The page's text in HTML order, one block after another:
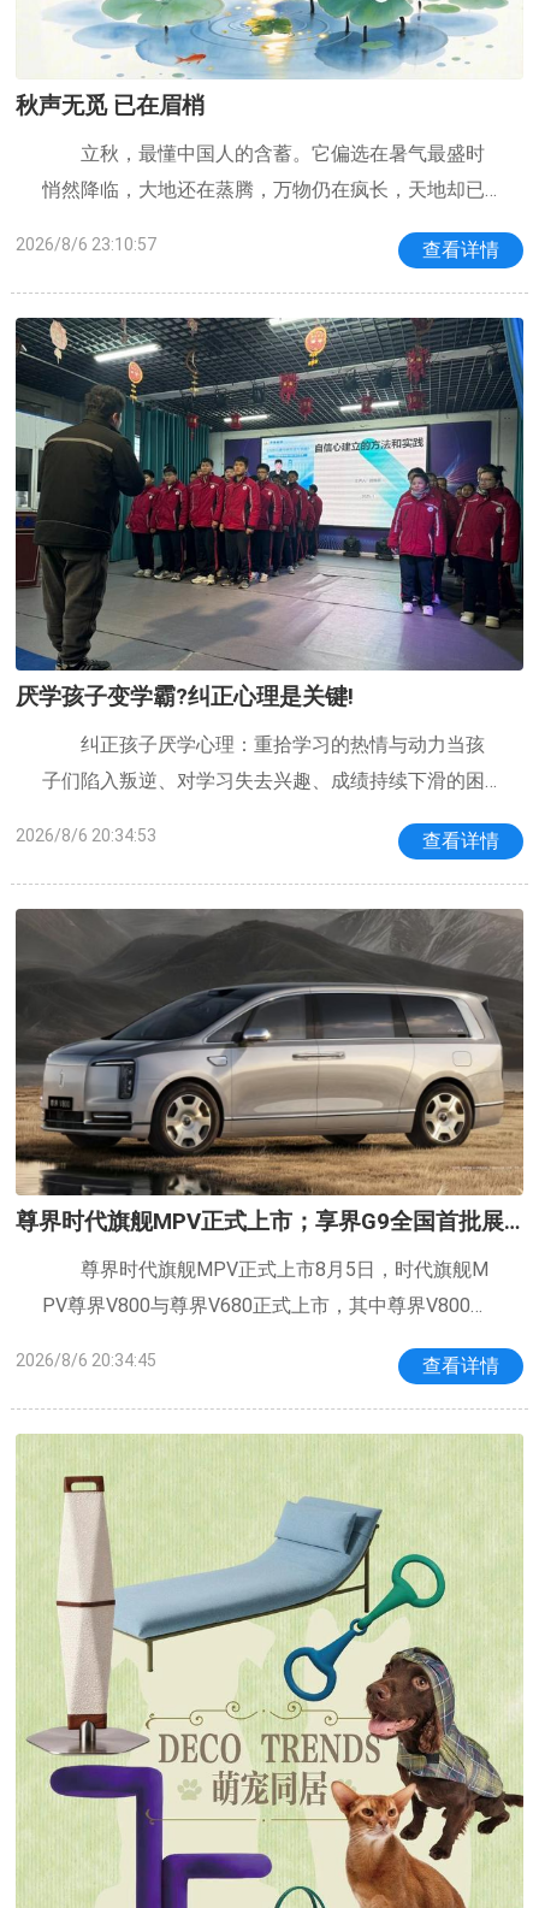
秋声无觅 已在眉梢
立秋，最懂中国人的含蓄。它偏选在暑气最盛时
悄然降临，大地还在蒸腾，万物仍在疯长，天地却已
也”，万物于此收敛。但立秋的妙处就在于它不宣告，
只暗示。就像一个人经历过大暑后的滚烫
2026/8/6 23:10:57 查看详情
厌学孩子变学霸?纠正心理是关键!
纠正孩子厌学心理：重拾学习的热情与动力当孩
子们陷入叛逆、对学习失去兴趣、成绩持续下滑的困
奈。孩子对学习产生的抵触情绪，并非单纯源于学习
本身，而是家庭氛围、亲子间的互动、以及
2026/8/6 20:34:53 查看详情
尊界时代旗舰MPV正式上市；享界G9全国首批展
车到店丨早资道
尊界时代旗舰MPV正式上市8月5日，时代旗舰M
PV尊界V800与尊界V680正式上市，其中尊界V800推
尊界V800上市标志着尊界品牌完善产品矩阵，向新品
类发起冲击，更预示着中国汽车品牌在超豪华领
2026/8/6 20:34:45 查看详情